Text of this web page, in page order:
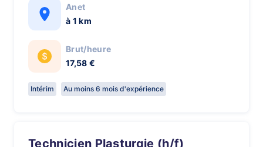
Anet
à 1 km
Brut/heure
17,58 €
Intérim Au moins 6 mois d'expérience
Technicien Plasturgie (h/f)